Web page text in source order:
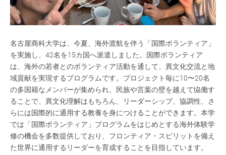
名古屋商科大学は、今夏、海外渡航を伴う「国際ボランティア」
を実施し、42名を15カ国へ派遣しました。国際ボランティア
は、海外の若者とのボランティア活動を通して、異文化交流と地
域貢献を実現するプログラムです。プロジェクト毎に10〜20名
の多国籍なメンバーが集められ、民族や言葉の壁を越えて恊働す
ることで、異文化理解はもちろん、リーダーシップ、協調性、さ
らには国際的に通用する教養を身につけることができます。本学
では「国際ボランティア」プログラムをはじめとする海外体験学
修の機会を多数提供しており、フロンティア・スピリットを備え
た世界に通用するリーダーを育成することを目指しています。